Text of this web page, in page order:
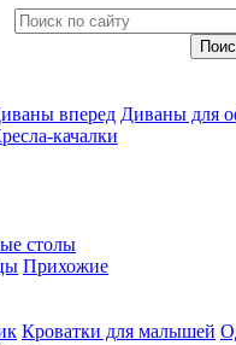
вперед Диваны для
качалки
столы
Прихожие
Кроватки для малышей